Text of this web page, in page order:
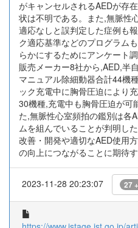
がキャンセルされるAEDが存
状は不明である。また,無脈性
適応なしと誤判定した症例も
ク適応基準などのプログラム
らかにするためにアンケート
販売メーカー8社から,AED,半
マニュアル除細動器合計44機
ック充電中に胸骨圧迫により
30機種,充電中も胸骨圧迫が可
た,無脈性心室頻拍の鑑別は各
ムを組んでいることが判明し
改善・開発や適切なAED使用
の向上につながることに期待す
2023-11-28 20:23:07 27